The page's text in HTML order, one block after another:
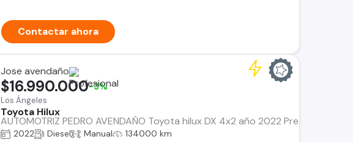
Contactar ahora
Jose avendaño
Los Ángeles
Toyota Hilux
AUTOMOTRIZ PEDRO AVENDAÑO Toyota hilux DX 4x2 año 2022 Precio $
$16.990.000-3%
2022 Diesel Manual 134000 km